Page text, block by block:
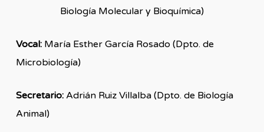
Biología Molecular y Bioquímica)
Vocal: María Esther García Rosado (Dpto. de
Microbiología)
Secretario: Adrián Ruiz Villalba (Dpto. de Biología
Animal)